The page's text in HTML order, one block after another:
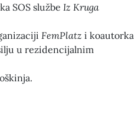
SOS službe Iz Kruga
FemPlatz i koautorka
u rezidencijalnim